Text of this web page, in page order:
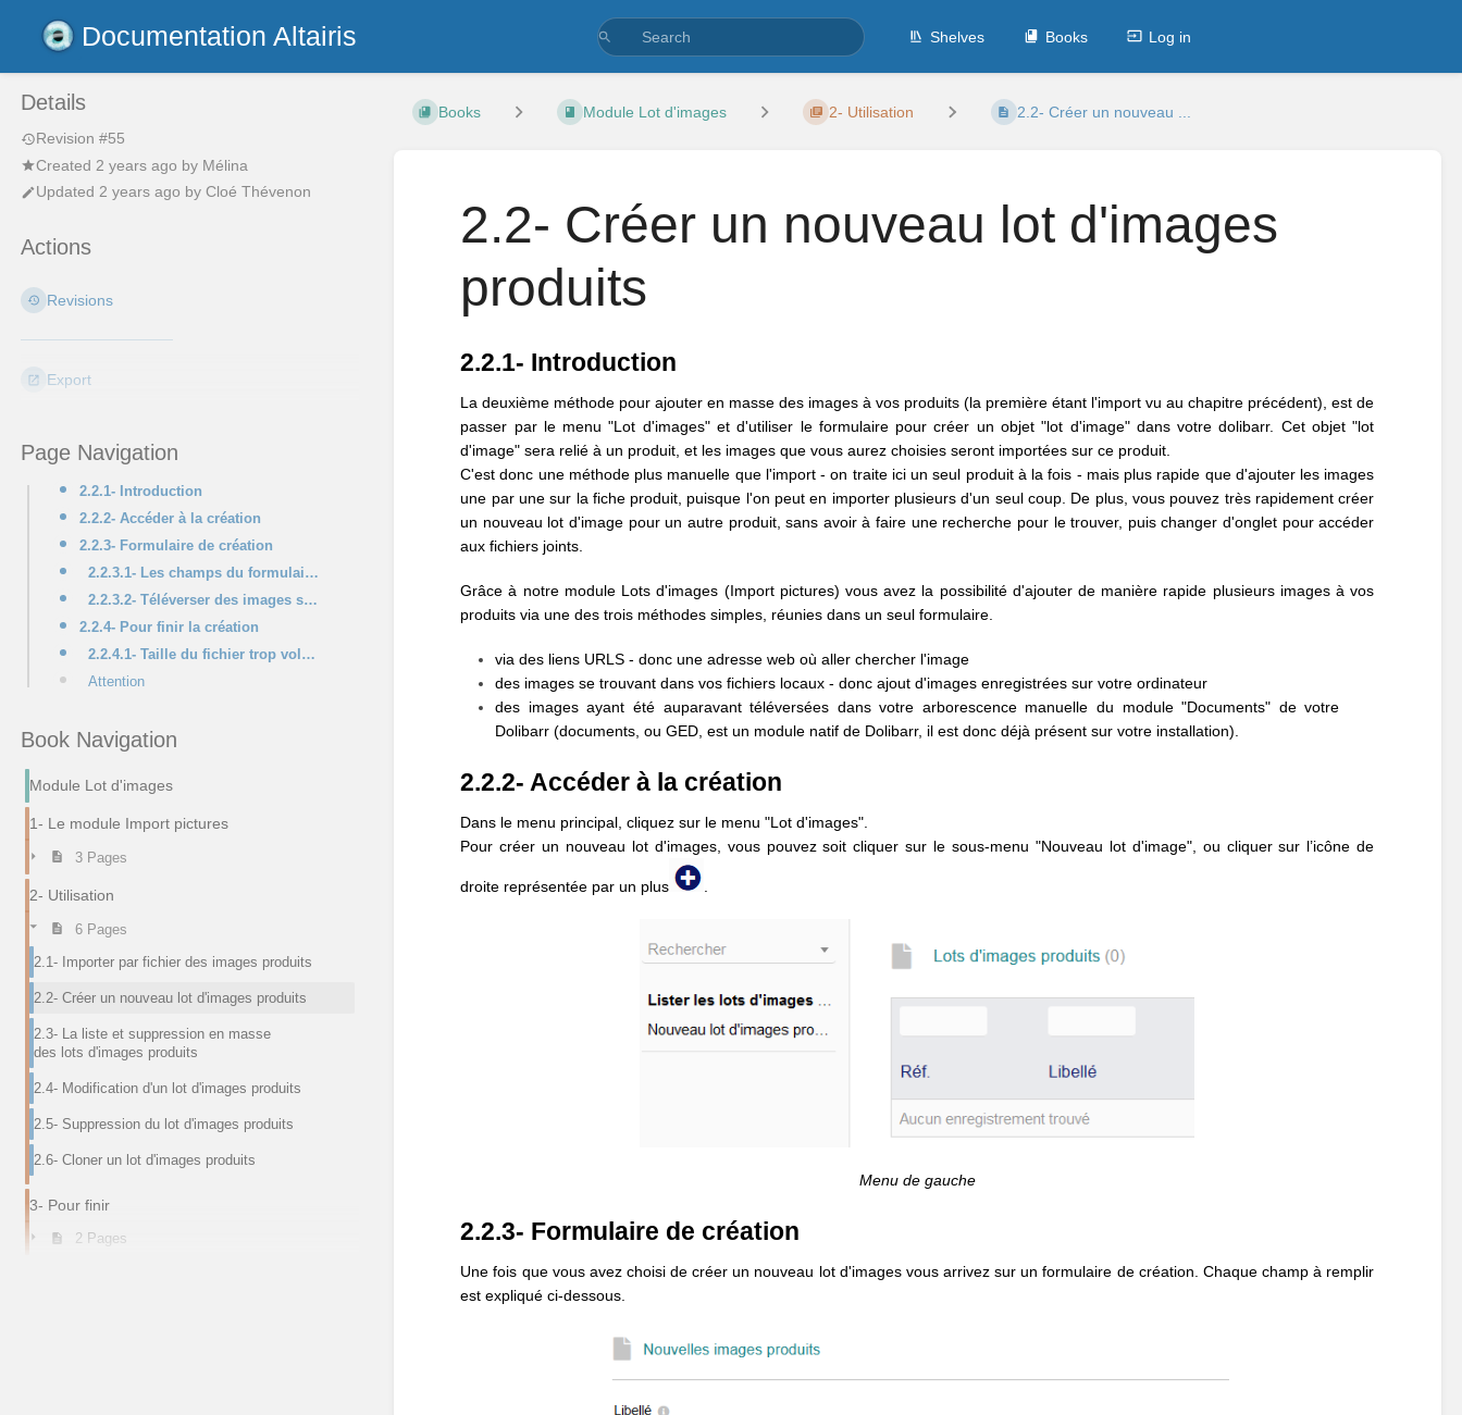
Documentation Altairis Shelves Books Log in
Details
Revision #55
Created 2 years ago by Mélina
Updated 2 years ago by Cloé Thévenon
Actions
Revisions
Export
Page Navigation
2.2.1- Introduction
2.2.2- Accéder à la création
2.2.3- Formulaire de création
2.2.3.1- Les champs du formulaire en détail
2.2.3.2- Téléverser des images sur le serveur depuis le module documents (GED/ECM de Dolibarr)
2.2.4- Pour finir la création
2.2.4.1- Taille du fichier trop volumineuse
Attention
Book Navigation
Module Lot d'images
1- Le module Import pictures
3 Pages
2- Utilisation
6 Pages
2.1- Importer par fichier des images produits
2.2- Créer un nouveau lot d'images produits
2.3- La liste et suppression en masse
des lots d'images produits
2.4- Modification d'un lot d'images produits
2.5- Suppression du lot d'images produits
2.6- Cloner un lot d'images produits
3- Pour finir
2 Pages
Books Module Lot d'images 2- Utilisation 2.2- Créer un nouveau ...
2.2- Créer un nouveau lot d'images
produits
2.2.1- Introduction
La deuxième méthode pour ajouter en masse des images à vos produits (la première étant l'import vu au chapitre précédent), est de
passer par le menu "Lot d'images" et d'utiliser le formulaire pour créer un objet "lot d'image" dans votre dolibarr. Cet objet "lot
d'image" sera relié à un produit, et les images que vous aurez choisies seront importées sur ce produit.
C'est donc une méthode plus manuelle que l'import - on traite ici un seul produit à la fois - mais plus rapide que d'ajouter les images
une par une sur la fiche produit, puisque l'on peut en importer plusieurs d'un seul coup. De plus, vous pouvez très rapidement créer
un nouveau lot d'image pour un autre produit, sans avoir à faire une recherche pour le trouver, puis changer d'onglet pour accéder
aux fichiers joints.
Grâce à notre module Lots d'images (Import pictures) vous avez la possibilité d'ajouter de manière rapide plusieurs images à vos
produits via une des trois méthodes simples, réunies dans un seul formulaire.
via des liens URLS - donc une adresse web où aller chercher l'image
des images se trouvant dans vos fichiers locaux - donc ajout d'images enregistrées sur votre ordinateur
des images ayant été auparavant téléversées dans votre arborescence manuelle du module "Documents" de votre
Dolibarr (documents, ou GED, est un module natif de Dolibarr, il est donc déjà présent sur votre installation).
2.2.2- Accéder à la création
Dans le menu principal, cliquez sur le menu "Lot d'images".
Pour créer un nouveau lot d'images, vous pouvez soit cliquer sur le sous-menu "Nouveau lot d'image", ou cliquer sur l’icône de
droite représentée par un plus
Menu de gauche
2.2.3- Formulaire de création
Une fois que vous avez choisi de créer un nouveau lot d'images vous arrivez sur un formulaire de création. Chaque champ à remplir
est expliqué ci-dessous.